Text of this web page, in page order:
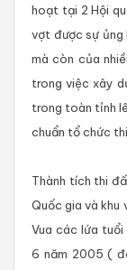
hoạt tại 2 Hội
vợt được sự ủng
mà còn của
trong việc xây
trong toàn tỉnh
chuẩn tổ chức
Thành tích thi
Quốc gia và khu
Vua các lứa
6 năm 2005 (